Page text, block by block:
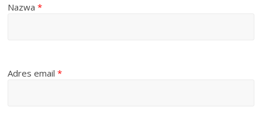
Nazwa*
Adres email*